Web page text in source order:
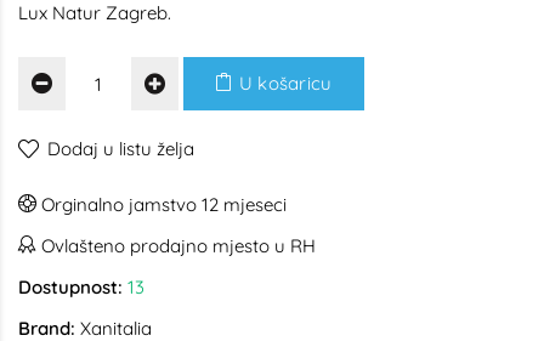
Lux Natur Zagreb.
U košaricu
Dodaj u listu želja
Orginalno jamstvo 12 mjeseci
Ovlašteno prodajno mjesto u RH
Dostupnost: 13
Brand: Xanitalia